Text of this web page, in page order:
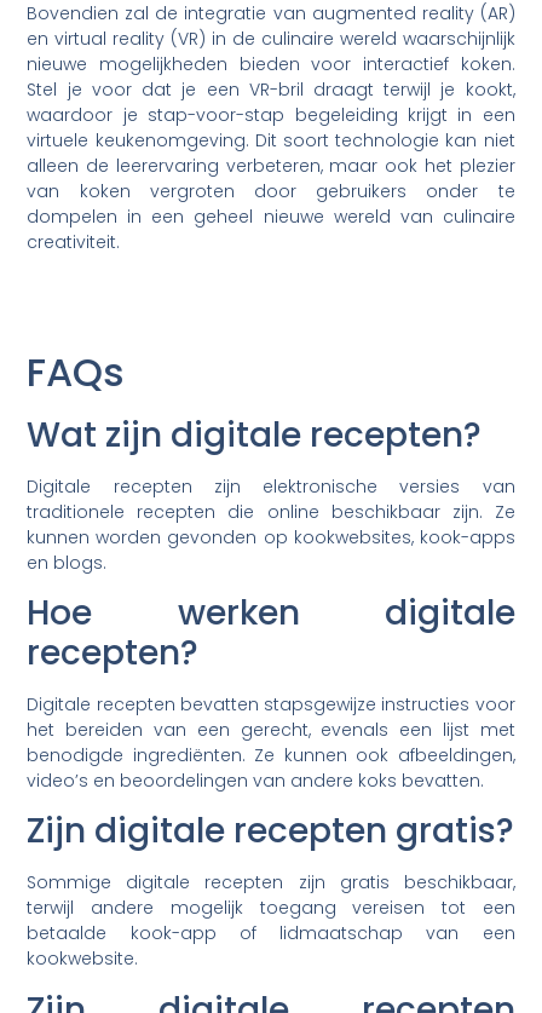
Bovendien zal de integratie van augmented reality (AR)
en virtual reality (VR) in de culinaire wereld waarschijnlijk
nieuwe mogelijkheden bieden voor interactief koken.
Stel je voor dat je een VR-bril draagt terwijl je kookt,
waardoor je stap-voor-stap begeleiding krijgt in een
virtuele keukenomgeving. Dit soort technologie kan niet
alleen de leerervaring verbeteren, maar ook het plezier
van koken vergroten door gebruikers onder te
dompelen in een geheel nieuwe wereld van culinaire
creativiteit.
FAQs
Wat zijn digitale recepten?
Digitale recepten zijn elektronische versies van
traditionele recepten die online beschikbaar zijn. Ze
kunnen worden gevonden op kookwebsites, kook-apps
en blogs.
Hoe werken digitale
recepten?
Digitale recepten bevatten stapsgewijze instructies voor
het bereiden van een gerecht, evenals een lijst met
benodigde ingrediënten. Ze kunnen ook afbeeldingen,
video’s en beoordelingen van andere koks bevatten.
Zijn digitale recepten gratis?
Sommige digitale recepten zijn gratis beschikbaar,
terwijl andere mogelijk toegang vereisen tot een
betaalde kook-app of lidmaatschap van een
kookwebsite.